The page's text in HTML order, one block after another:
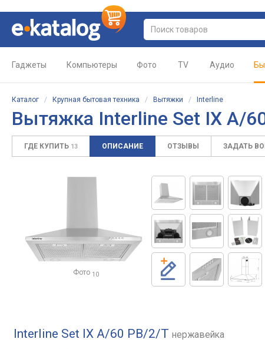
Гаджеты Компьютеры Фото TV Аудио
Каталог / Крупная бытовая техника / Вытяжки / Interline
Вытяжка Interline Set IX A/
ГДЕ КУПИТЬ 13 ОПИСАНИЕ ОТЗЫВЫ ЗАДАТЬ
Фото 10
Interline Set IX A/60 PB/2/T нержавейка